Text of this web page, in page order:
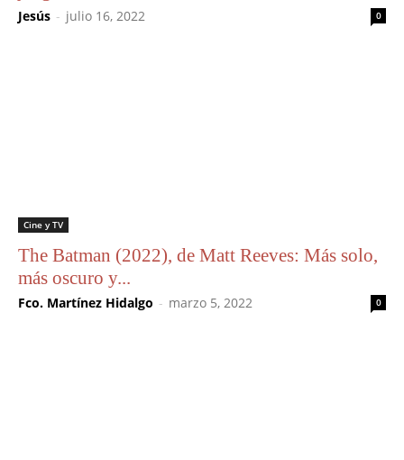
Jesús - julio 16, 2022 0
Cine y TV
The Batman (2022), de Matt Reeves: Más solo,
más oscuro y...
Fco. Martínez Hidalgo - marzo 5, 2022 0